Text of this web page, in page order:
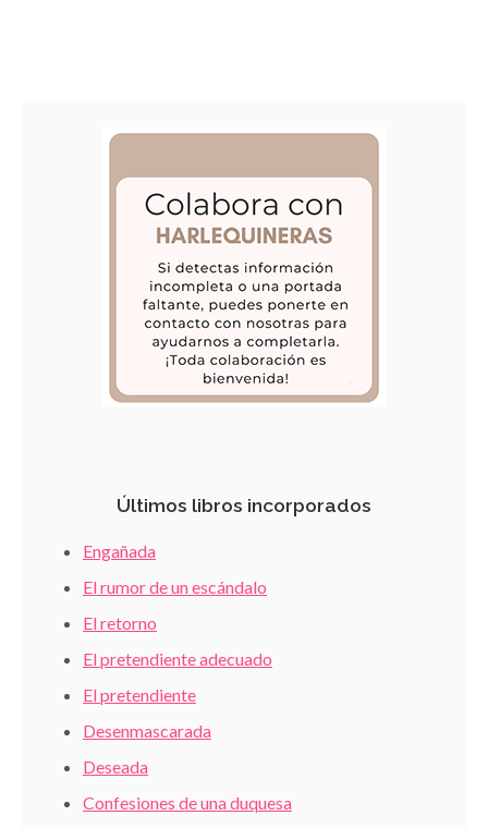
Últimos libros incorporados
Engañada
El rumor de un escándalo
El retorno
El pretendiente adecuado
El pretendiente
Desenmascarada
Deseada
Confesiones de una duquesa